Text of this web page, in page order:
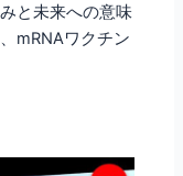
と未来への意味
mRNAワクチン